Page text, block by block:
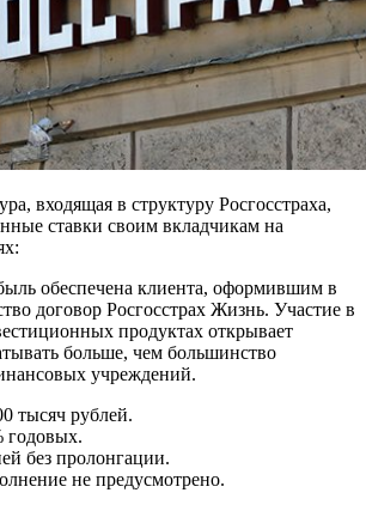
входящая в структуру Росгосстраха,
ставки своим вкладчикам на
обеспечена клиента, оформившим в
договор Росгосстрах Жизнь. Участие в
продуктах открывает
больше, чем большинство
учреждений.
тысяч рублей.
годовых.
без пролонгации.
не предусмотрено.